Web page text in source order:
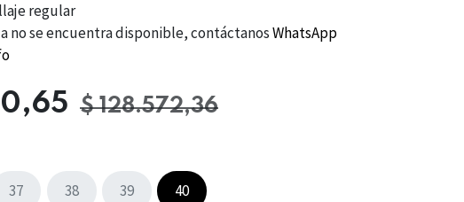
regular
no se encuentra disponible, contáctanosWhatsApp
$128.572,36
37 38 39 40